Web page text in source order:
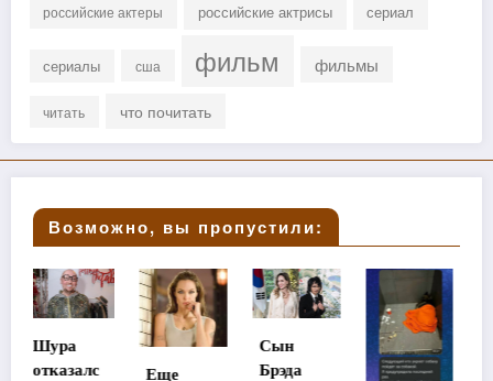
российские актеры российские актрисы сериал
сериалы сша фильм фильмы
читать что почитать
Возможно, вы пропустили:
Еще
Сын
Брэда
Стала